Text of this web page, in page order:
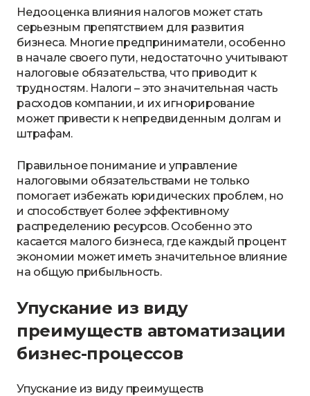
Недооценка влияния налогов может стать
серьезным препятствием для развития
бизнеса. Многие предприниматели, особенно
в начале своего пути, недостаточно учитывают
налоговые обязательства, что приводит к
трудностям. Налоги – это значительная часть
расходов компании, и их игнорирование
может привести к непредвиденным долгам и
штрафам.
Правильное понимание и управление
налоговыми обязательствами не только
помогает избежать юридических проблем, но
и способствует более эффективному
распределению ресурсов. Особенно это
касается малого бизнеса, где каждый процент
экономии может иметь значительное влияние
на общую прибыльность.
Упускание из виду
преимуществ автоматизации
бизнес-процессов
Упускание из виду преимуществ